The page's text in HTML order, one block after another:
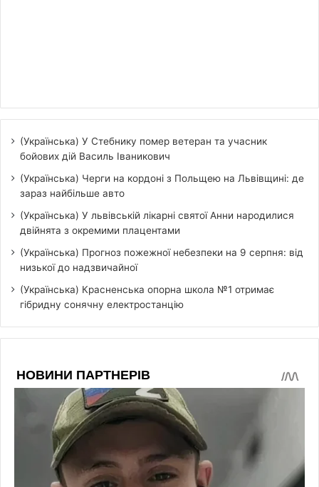
(Українська) У Стебнику помер ветеран та учасник
бойових дій Василь Іваникович
(Українська) Черги на кордоні з Польщею на Львівщині: де
зараз найбільше авто
(Українська) У львівській лікарні святої Анни народилися
двійнята з окремими плацентами
(Українська) Прогноз пожежної небезпеки на 9 серпня: від
низької до надзвичайної
(Українська) Красненська опорна школа №1 отримає
гібридну сонячну електростанцію